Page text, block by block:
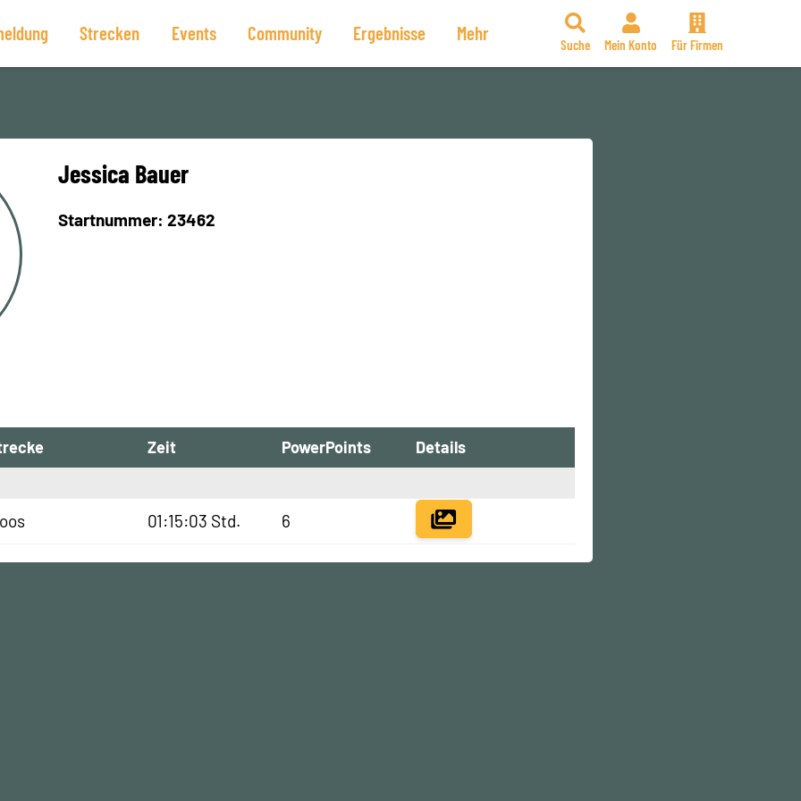
Strecken Events Community Ergebnisse Mehr
Suche Mein Konto Für Firmen
Jessica Bauer
Startnummer: 23462
Zeit PowerPoints Details
01:15:03 Std. 6